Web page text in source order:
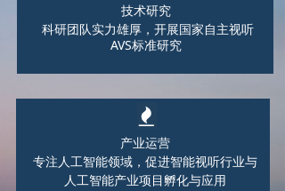
技术研究
科研团队实力雄厚，开展国家自主视听
AVS标准研究
产业运营
专注人工智能领域，促进智能视听行业与
人工智能产业项目孵化与应用